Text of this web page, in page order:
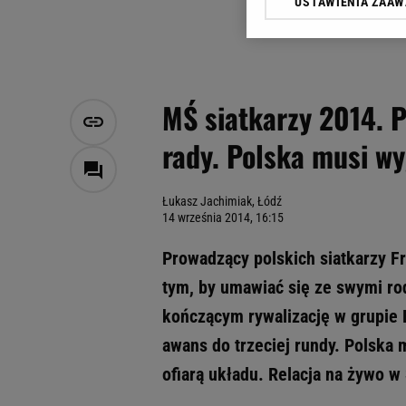
MŚ siatkarzy 2014.
rady. Polska musi
Łukasz Jachimiak, Łódź
14 września 2014, 16:15
Prowadzący polskich siatkarzy
tym, by umawiać się ze swymi
kończącym rywalizację w
awans do trzeciej rundy. Polska
ofiarą układu. Relacja na żywo
Klikając „Akceptuję”
Zaufanych Partnerów i
My, nasi Zaufani
Użycie dokładnych
Przechowywanie